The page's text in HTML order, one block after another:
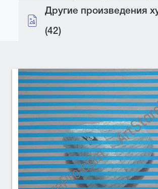
Другие произведения
(42)